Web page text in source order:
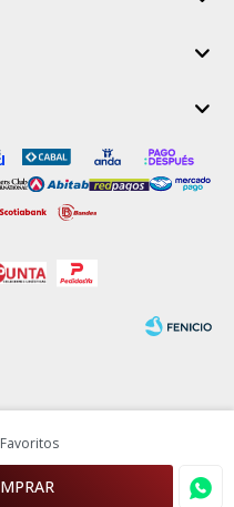
Fenicio